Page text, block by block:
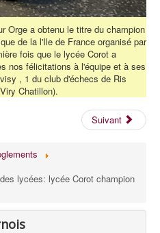
Orge a obtenu le titre du champion
de la l'Ile de France organisé par
fois que le lycée Corot a
nos félicitations à l'équipe et à ses
, 1 du club d'échecs de Ris
Chatillon).
Suivant
lycées: lycée Corot champion